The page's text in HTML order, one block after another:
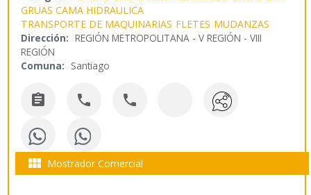
GRUAS CAMA HIDRAULICA
TRANSPORTE DE MAQUINARIAS FLETES MUDANZAS
Dirección: REGIÓN METROPOLITANA - V REGIÓN - VIII
REGIÓN
Comuna: Santiago
  
 Mostrador Comercial